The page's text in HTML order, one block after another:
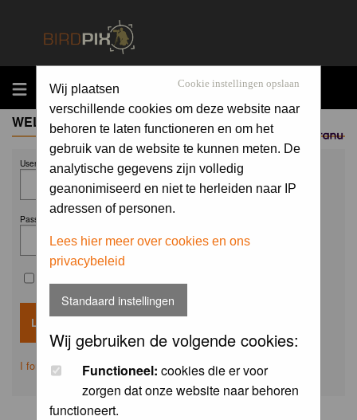
MENU
Sponsored by
Cookie instellingen opslaan
Wij plaatsen
verschillende cookies om deze website naar
behoren te laten functioneren en om het
gebruik van de website te kunnen meten. De
analytische gegevens zijn volledig
geanonimiseerd en niet te herleiden naar IP
adressen of personen.
Lees hier meer over cookies en ons
privacybeleid
Standaard instellingen
Wij gebruiken de volgende cookies:
Functioneel: cookies die er voor
zorgen dat onze website naar behoren
functioneert.
WELCOME GUEST
Username:
Password:
I forgot my password